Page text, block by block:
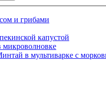
и грибами
капустой
микроволновке
в мультиварке с